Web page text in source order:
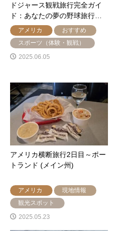
ドジャース観戦旅行完全ガイ
ド：あなたの夢の野球旅行…
アメリカ
おすすめ
スポーツ（体験・観戦）
2025.06.05
アメリカ横断旅行2日目～ポー
トランド (メイン州)
アメリカ
現地情報
観光スポット
2025.05.23